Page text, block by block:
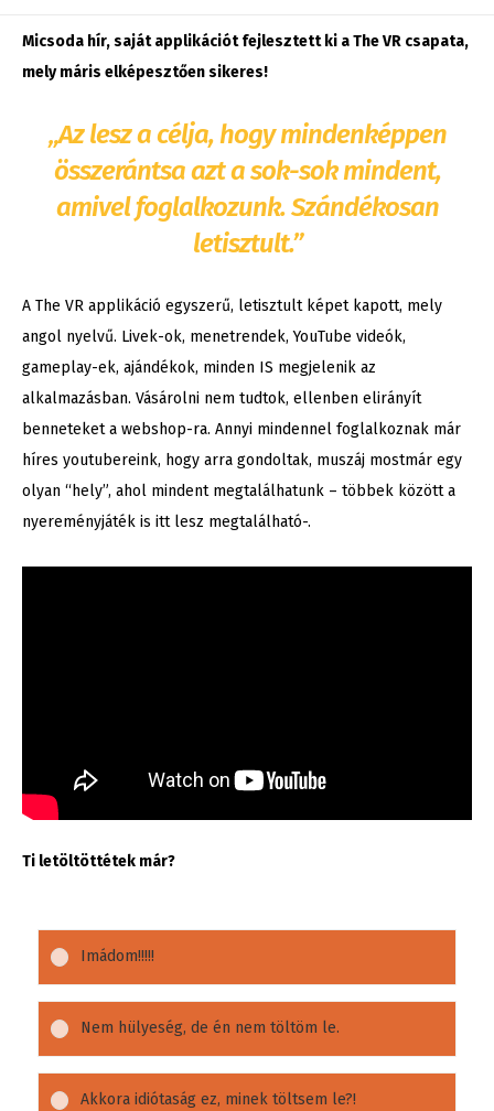
Micsoda hír, saját applikációt fejlesztett ki a The VR csapata,
mely máris elképesztően sikeres!
„Az lesz a célja, hogy mindenképpen
összerántsa azt a sok-sok mindent,
amivel foglalkozunk. Szándékosan
letisztult.”
A The VR applikáció egyszerű, letisztult képet kapott, mely
angol nyelvű. Livek-ok, menetrendek, YouTube videók,
gameplay-ek, ajándékok, minden IS megjelenik az
alkalmazásban. Vásárolni nem tudtok, ellenben elirányít
benneteket a webshop-ra. Annyi mindennel foglalkoznak már
híres youtubereink, hogy arra gondoltak, muszáj mostmár egy
olyan “hely”, ahol mindent megtalálhatunk – többek között a
nyereményjáték is itt lesz megtalálható-.
Ti letöltöttétek már?
Imádom!!!!!
Nem hülyeség, de én nem töltöm le.
Akkora idiótaság ez, minek töltsem le?!